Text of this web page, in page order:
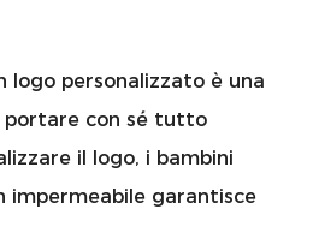
logo personalizzato è una
portare con sé tutto
il logo, i bambini
impermeabile garantisce